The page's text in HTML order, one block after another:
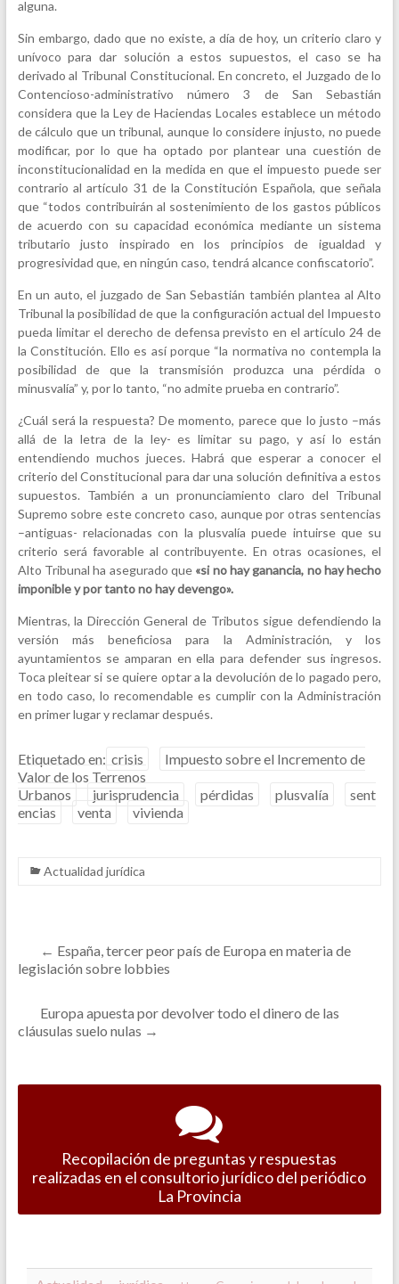
alguna.
Sin embargo, dado que no existe, a día de hoy, un criterio claro y
unívoco para dar solución a estos supuestos, el caso se ha
derivado al Tribunal Constitucional. En concreto, el Juzgado de lo
Contencioso-administrativo número 3 de San Sebastián
considera que la Ley de Haciendas Locales establece un método
de cálculo que un tribunal, aunque lo considere injusto, no puede
modificar, por lo que ha optado por plantear una cuestión de
inconstitucionalidad en la medida en que el impuesto puede ser
contrario al artículo 31 de la Constitución Española, que señala
que “todos contribuirán al sostenimiento de los gastos públicos
de acuerdo con su capacidad económica mediante un sistema
tributario justo inspirado en los principios de igualdad y
progresividad que, en ningún caso, tendrá alcance confiscatorio”.
En un auto, el juzgado de San Sebastián también plantea al Alto
Tribunal la posibilidad de que la configuración actual del Impuesto
pueda limitar el derecho de defensa previsto en el artículo 24 de
la Constitución. Ello es así porque “la normativa no contempla la
posibilidad de que la transmisión produzca una pérdida o
minusvalía” y, por lo tanto, “no admite prueba en contrario”.
¿Cuál será la respuesta? De momento, parece que lo justo –más
allá de la letra de la ley- es limitar su pago, y así lo están
entendiendo muchos jueces. Habrá que esperar a conocer el
criterio del Constitucional para dar una solución definitiva a estos
supuestos. También a un pronunciamiento claro del Tribunal
Supremo sobre este concreto caso, aunque por otras sentencias
–antiguas- relacionadas con la plusvalía puede intuirse que su
criterio será favorable al contribuyente. En otras ocasiones, el
Alto Tribunal ha asegurado que «si no hay ganancia, no hay hecho
imponible y por tanto no hay devengo».
Mientras, la Dirección General de Tributos sigue defendiendo la
versión más beneficiosa para la Administración, y los
ayuntamientos se amparan en ella para defender sus ingresos.
Toca pleitear si se quiere optar a la devolución de lo pagado pero,
en todo caso, lo recomendable es cumplir con la Administración
en primer lugar y reclamar después.
Etiquetado en: crisis
Impuesto sobre el Incremento de
Valor de los Terrenos
Urbanos
jurisprudencia pérdidas plusvalía
sent
encias
venta vivienda
Actualidad jurídica
← España, tercer peor país de Europa en materia de
legislación sobre lobbies
Europa apuesta por devolver todo el dinero de las
cláusulas suelo nulas →
Recopilación de preguntas y respuestas
realizadas en el consultorio jurídico del periódico
La Provincia